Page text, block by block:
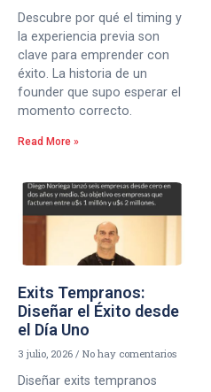
Descubre por qué el timing y
la experiencia previa son
clave para emprender con
éxito. La historia de un
founder que supo esperar el
momento correcto.
Read More »
Exits Tempranos:
Diseñar el Éxito desde
el Día Uno
3 julio, 2026 No hay comentarios
Diseñar exits tempranos